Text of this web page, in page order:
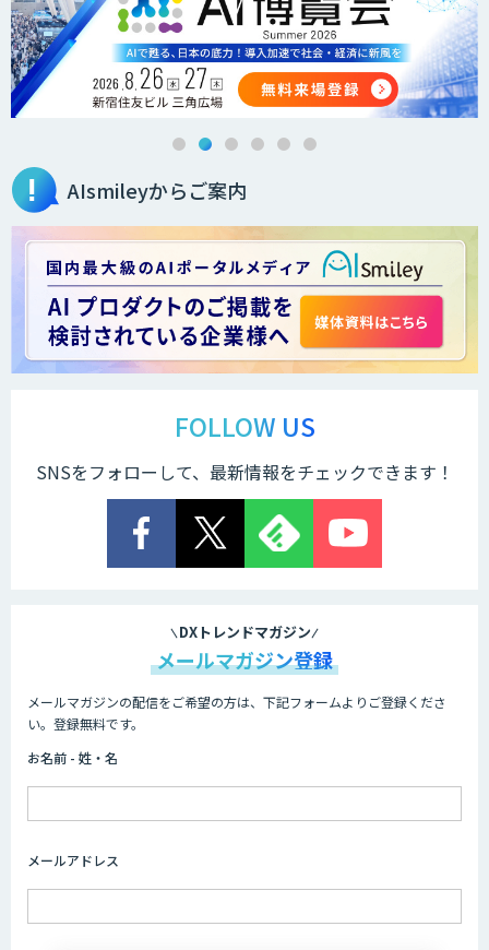
AIsmileyからご案内
FOLLOW US
SNSをフォローして、最新情報をチェックできます！
DXトレンドマガジン
メールマガジン登録
メールマガジンの配信をご希望の方は、下記フォームよりご登録くださ
い。登録無料です。
お名前 - 姓・名
メールアドレス